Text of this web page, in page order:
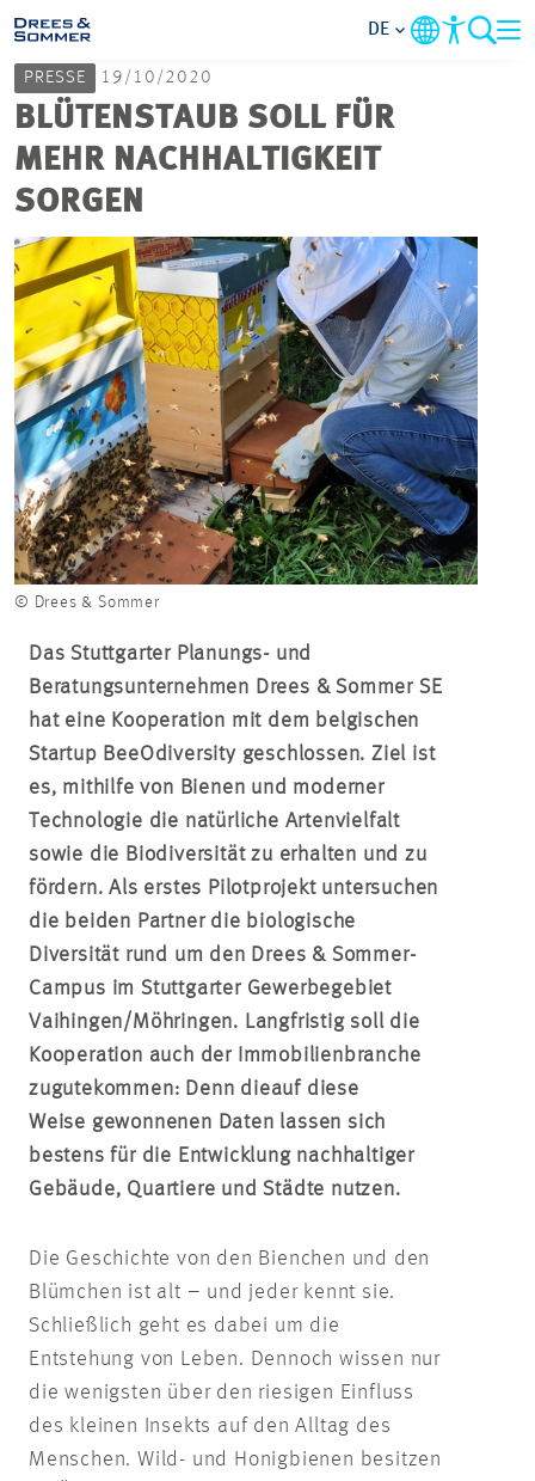
MARKETS
UNTERNEHMEN
IM FOKUS
KARRIERE
PROJEKTE
KONTAKT
DE
PRESSE 19/10/2020
BLÜTENSTAUB SOLL FÜR
MEHR NACHHALTIGKEIT
SORGEN
© Drees & Sommer
Das Stuttgarter Planungs- und
Beratungsunternehmen Drees & Sommer SE
hat eine Kooperation mit dem belgischen
Startup BeeOdiversity geschlossen. Ziel ist
es, mithilfe von Bienen und moderner
Technologie die natürliche Artenvielfalt
sowie die Biodiversität zu erhalten und zu
fördern. Als erstes Pilotprojekt untersuchen
die beiden Partner die biologische
Diversität rund um den Drees & Sommer-
Campus im Stuttgarter Gewerbegebiet
Vaihingen/Möhringen. Langfristig soll die
Kooperation auch der Immobilienbranche
zugutekommen: Denn dieauf diese
Weise gewonnenen Daten lassen sich
bestens für die Entwicklung nachhaltiger
Gebäude, Quartiere und Städte nutzen.
Die Geschichte von den Bienchen und den
Blümchen ist alt – und jeder kennt sie.
Schließlich geht es dabei um die
Entstehung von Leben. Dennoch wissen nur
die wenigsten über den riesigen Einfluss
des kleinen Insekts auf den Alltag des
Menschen. Wild- und Honigbienen besitzen